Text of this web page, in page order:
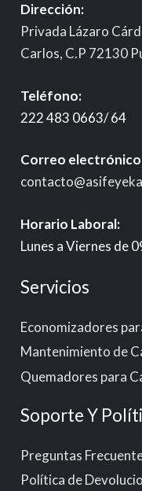
Dirección:
Privada Lázaro
Carlos, C.P 72130
Teléfono:
222 483 0663/ 64
Correo
Horario Laboral:
Lunes a Viernes de
Servicios
Economizadores
Mantenimiento de
Quemadores para
Soporte Y
Preguntas
Política de